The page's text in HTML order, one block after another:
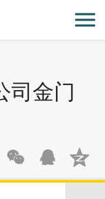
开
司金门